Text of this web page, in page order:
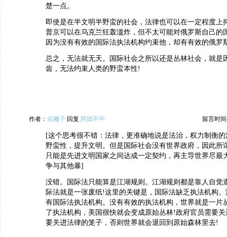
楚一点。
即使是在半文明半野蛮的社会，法律也可以在一定程度上
普京可以在乌克兰狂轰滥炸，但不太可能对俄罗斯自己的
因为没有有效的国际法执法机构约束他，却有有效的俄罗
总之，无法就无天。国际社会之所以还是丛林社会，就是
齿，无法约束人类的野蛮本性!
作者： 右撇子 回复 阿妞不牛 留言时间
[这个思考很不错：法律，更准确地说是法治，权力制衡
野蛮性，提升文明。但是国际社会没有世界政府，因此所
只能是先进文明国家之间达成一定契约，再主导世界尽最
争与其他暴]
没错。国际法只能算是江湖规则。江湖规则都是靠人自觉
际法就是一张废纸!这里的关键是，国际法缺乏执法机构
有国际法执法机构。没有有效的执法机构，世界就是一片
了执法机构，美国很快就会变成原始丛林!政府官员需要
要关进法律的笼子，否则世界就会退回到原始森林里去!